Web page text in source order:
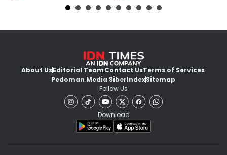
About UsEditorial TeamContact UsTerms of Services
Pedoman Media SiberIndexSitemap
Follow Us
Download